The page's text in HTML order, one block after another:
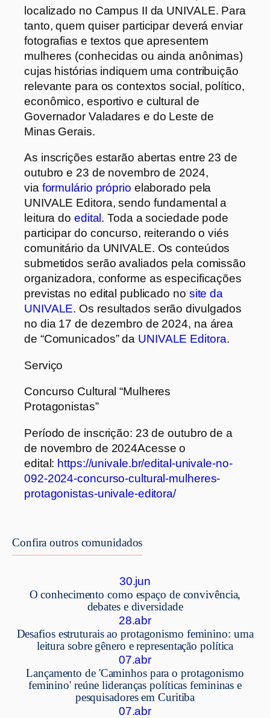
localizado no Campus II da UNIVALE. Para
tanto, quem quiser participar deverá enviar
fotografias e textos que apresentem
mulheres (conhecidas ou ainda anônimas)
cujas histórias indiquem uma contribuição
relevante para os contextos social, político,
econômico, esportivo e cultural de
Governador Valadares e do Leste de
Minas Gerais.
As inscrições estarão abertas entre 23 de
outubro e 23 de novembro de 2024,
via formulário próprio elaborado pela
UNIVALE Editora, sendo fundamental a
leitura do edital . Toda a sociedade pode
participar do concurso, reiterando o viés
comunitário da UNIVALE. Os conteúdos
submetidos serão avaliados pela comissão
organizadora, conforme as especificações
previstas no edital publicado no site da
UNIVALE. Os resultados serão divulgados
no dia 17 de dezembro de 2024, na área
de “Comunicados” da UNIVALE Editora.
Serviço
Concurso Cultural “Mulheres
Protagonistas”
Período de inscrição: 23 de outubro de a
de novembro de 2024Acesse o
edital: https://univale.br/edital-univale-no-
092-2024-concurso-cultural-mulheres-
protagonistas-univale-editora/
Confira outros comunidados
30.jun
O conhecimento como espaço de convivência,
debates e diversidade
28.abr
Desafios estruturais ao protagonismo feminino: uma
leitura sobre gênero e representação política
07.abr
Lançamento de 'Caminhos para o protagonismo
feminino' reúne lideranças políticas femininas e
pesquisadores em Curitiba
07.abr